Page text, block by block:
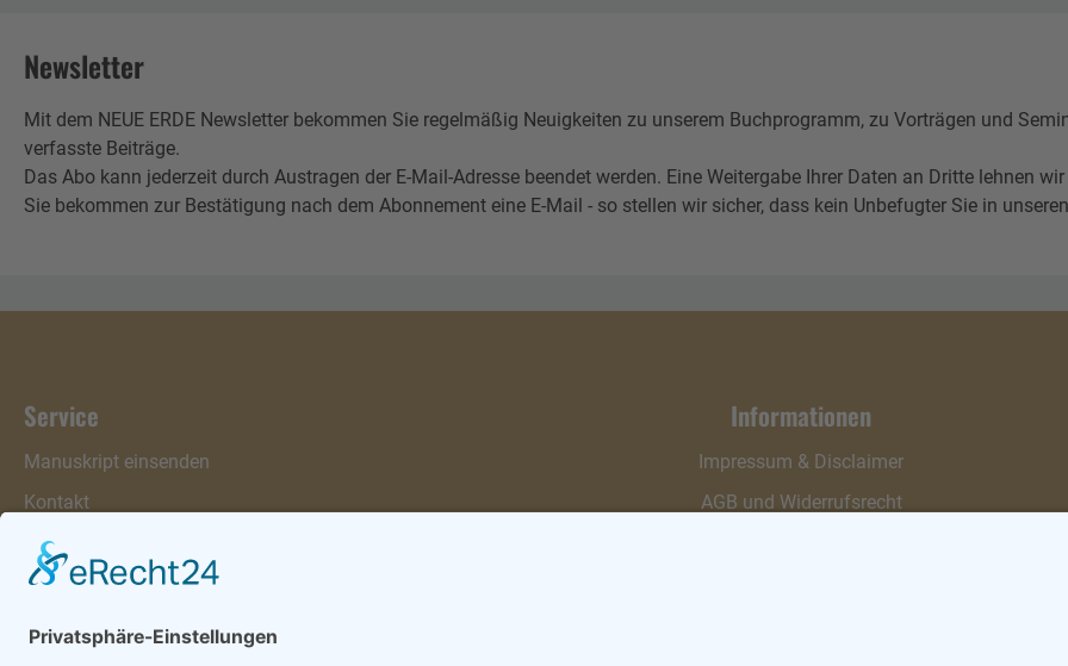
Newsletter
Mit dem NEUE ERDE Newsletter bekommen Sie regelmäßig Neuigkeiten zu unserem Buchprogramm, zu Vorträgen und
verfasste Beiträge.
Das Abo kann jederzeit durch Austragen der E-Mail-Adresse beendet werden. Eine Weitergabe Ihrer Daten an Dritte lehnen wir
Sie bekommen zur Bestätigung nach dem Abonnement eine E-Mail - so stellen wir sicher, dass kein Unbefugter Sie in
Service
Manuskript einsenden
Kontakt
Warenkorb
Konto
Merkzettel
Informationen
Impressum & Disclaimer
AGB und Widerrufsrecht